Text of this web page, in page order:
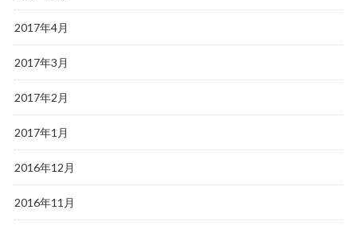
2017年4月
2017年3月
2017年2月
2017年1月
2016年12月
2016年11月